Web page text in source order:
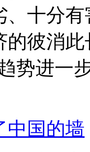
、十分
的彼消
势进一
中国的墙